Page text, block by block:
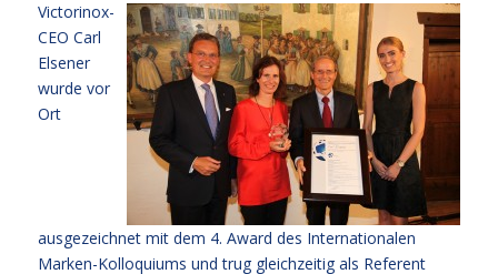
Victorinox-
CEO Carl
Elsener
wurde vor
Ort
ausgezeichnet mit dem 4. Award des Internationalen
Marken-Kolloquiums und trug gleichzeitig als Referent